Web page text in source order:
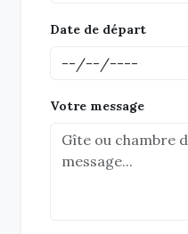
Date de départ
Votre message